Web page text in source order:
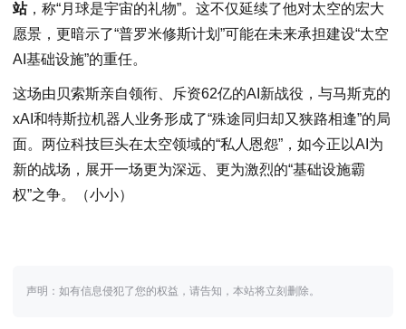
站，称“月球是宇宙的礼物”。这不仅延续了他对太空的宏大
愿景，更暗示了“普罗米修斯计划”可能在未来承担建设“太空
AI基础设施”的重任。
这场由贝索斯亲自领衔、斥资62亿的AI新战役，与马斯克的
xAI和特斯拉机器人业务形成了“殊途同归却又狭路相逢”的局
面。两位科技巨头在太空领域的“私人恩怨”，如今正以AI为
新的战场，展开一场更为深远、更为激烈的“基础设施霸
权”之争。（小小）
声明：如有信息侵犯了您的权益，请告知，本站将立刻删除。